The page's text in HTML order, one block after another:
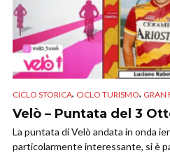
CICLO STORICA, CICLO TURISMO, GRAN
Velò – Puntata del 3
La puntata di Velò andata in onda
particolarmente interessante, si è